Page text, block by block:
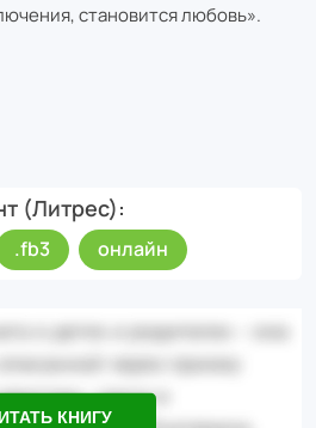
становится любовь».
(Литрес)
.fb3 онлайн
КНИГУ